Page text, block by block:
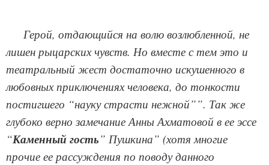
Герой, отдающийся на волю возлюбленной, не
лишен рыцарских чувств. Но вместе с тем это и
театральный жест достаточно искушенного в
любовных приключениях человека, до тонкости
постигшего “науку страсти нежной””. Так же
глубоко верно замечание Анны Ахматовой в ее эссе
“Каменный гость” Пушкина” (хотя многие
прочие ее рассуждения по поводу данного